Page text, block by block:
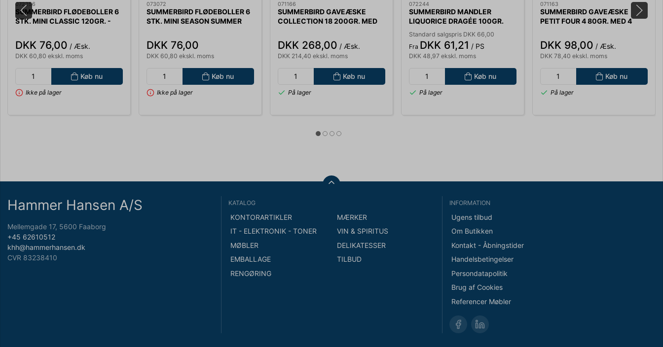
072256
SUMMERBIRD FLØDEBOLLER 6
STK. MINI CLASSIC 120GR. -
DKK 76,00 / Æsk.
DKK 60,80 ekskl. moms
Køb nu
Ikke på lager
073072
SUMMERBIRD FLØDEBOLLER 6
STK. MINI SEASON SUMMER
DKK 76,00
DKK 60,80 ekskl. moms
Køb nu
Ikke på lager
071166
SUMMERBIRD GAVEÆSKE
COLLECTION 18 200GR. MED
DKK 268,00 / Æsk.
DKK 214,40 ekskl. moms
Køb nu
På lager
072244
SUMMERBIRD MANDLER
LIQUORICE DRAGÉE 100GR.
9029
Standard salgspris DKK 66,00
Fra DKK 61,21 / PS
DKK 48,97 ekskl. moms
Køb nu
På lager
071163
SUMMERBIRD GAVEÆSKE
PETIT FOUR 4 80GR. MED 4
DKK 98,00 / Æsk.
DKK 78,40 ekskl. moms
Køb nu
På lager
Hammer Hansen A/S
Mellemgade 17, 5600 Faaborg
+45 62610512
khh@hammerhansen.dk
CVR 83238410
KATALOG
KONTORARTIKLER
IT - ELEKTRONIK - TONER
MØBLER
EMBALLAGE
RENGØRING
MÆRKER
VIN & SPIRITUS
DELIKATESSER
TILBUD
INFORMATION
Ugens tilbud
Om Butikken
Kontakt - Åbningstider
Handelsbetingelser
Persondatapolitik
Brug af Cookies
Referencer Møbler